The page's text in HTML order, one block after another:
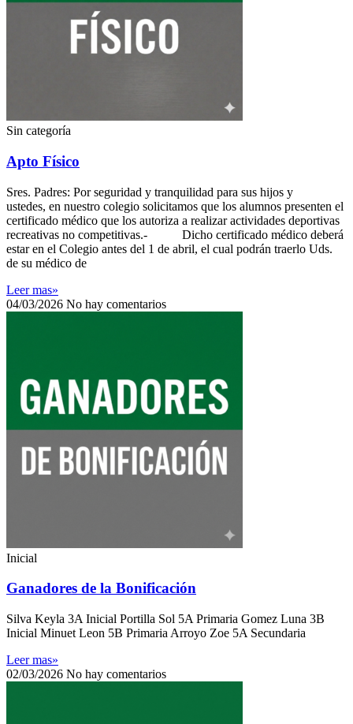
Sin categoría
Apto Físico
Sres. Padres: Por seguridad y tranquilidad para sus hijos y
ustedes, en nuestro colegio solicitamos que los alumnos presenten el
certificado médico que los autoriza a realizar actividades deportivas
recreativas no competitivas.- Dicho certificado médico deberá
estar en el Colegio antes del 1 de abril, el cual podrán traerlo Uds.
de su médico de
Leer mas»
04/03/2026 No hay comentarios
Inicial
Ganadores de la Bonificación
Silva Keyla 3A Inicial Portilla Sol 5A Primaria Gomez Luna 3B
Inicial Minuet Leon 5B Primaria Arroyo Zoe 5A Secundaria
Leer mas»
02/03/2026 No hay comentarios